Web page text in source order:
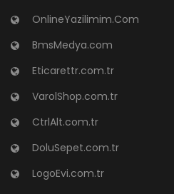
OnlineYazilimim.Com
BmsMedya.com
Eticarettr.com.tr
VarolShop.com.tr
CtrlAlt.com.tr
DoluSepet.com.tr
LogoEvi.com.tr